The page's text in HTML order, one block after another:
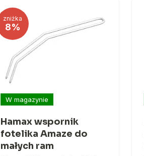
zniżka
8%
W magazynie
Hamax wspornik
fotelika Amaze do
małych ram